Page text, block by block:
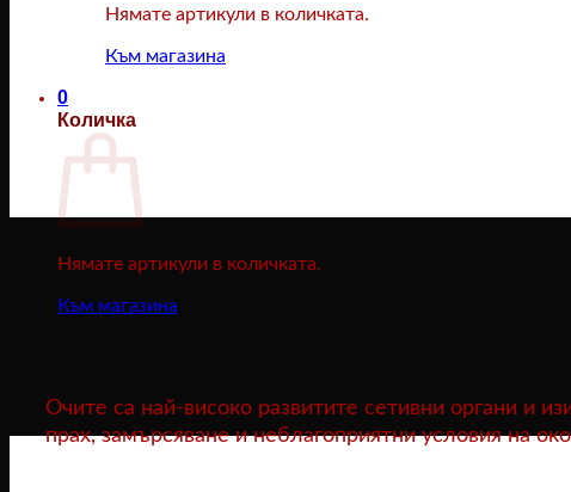
Нямате артикули в количката.
Към магазина
0
Количка
Нямате артикули в количката.
Към магазина
Очите са най-високо развитите сетивни органи и
прах, замърсяване и неблагоприятни условия на